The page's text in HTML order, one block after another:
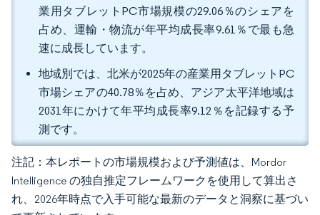
業用タブレットPC市場規模の29.06％のシェアを
占め、運輸・物流が年平均成長率9.61％で最も急
速に成長しています。
地域別では、北米が2025年の産業用タブレットPC
市場シェアの40.78％を占め、アジア太平洋地域は
2031年にかけて年平均成長率9.12％を記録する予
測です。
注記：本レポートの市場規模および予測値は、Mordor
Intelligence の独自推定フレームワークを使用して算出さ
れ、2026年時点で入手可能な最新のデータと洞察に基づい